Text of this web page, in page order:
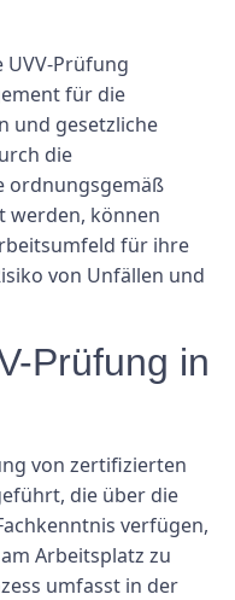
Prüfung
für die
und gesetzliche
die
ordnungsgemäß
werden, können
für ihre
von Unfällen und
Prüfung in
von zertifizierten
die über die
verfügen,
Arbeitsplatz zu
umfasst in der